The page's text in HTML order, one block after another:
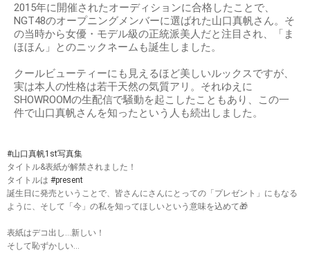
2015年に開催されたオーディションに合格したことで、
NGT48のオープニングメンバーに選ばれた山口真帆さん。そ
の当時から女優・モデル級の正統派美人だと注目され、「ま
ほほん」とのニックネームも誕生しました。
クールビューティーにも見えるほど美しいルックスですが、
実は本人の性格は若干天然の気質アリ。それゆえに
SHOWROOMの生配信で騒動を起こしたこともあり、この一
件で山口真帆さんを知ったという人も続出しました。
#山口真帆1st写真集
タイトル&表紙が解禁されました！
タイトルは #present
誕生日に発売ということで、皆さんにさんにとっての「プレゼント」にもなる
ように、そして「今」の私を知ってほしいという意味を込めて🎁
表紙はデコ出し…新しい！
そして恥ずかしい…